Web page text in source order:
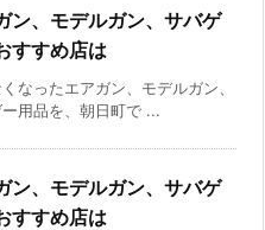
ン、モデルガン、サバゲ
すすめ店は
なったエアガン、モデルガン、
用品を、朝日町で ...
ン、モデルガン、サバゲ
すすめ店は